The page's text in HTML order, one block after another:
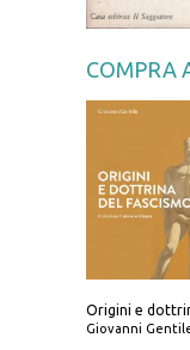
COMPRA
Origini e
Giovanni